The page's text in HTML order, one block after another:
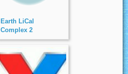
Earth LiCal
Complex 2